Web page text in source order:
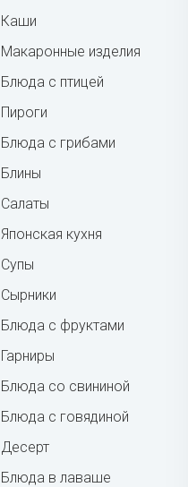
Каши
Макаронные изделия
Блюда с птицей
Пироги
Блюда с грибами
Блины
Салаты
Японская кухня
Супы
Сырники
Блюда с фруктами
Гарниры
Блюда со свининой
Блюда с говядиной
Десерт
Блюда в лаваше